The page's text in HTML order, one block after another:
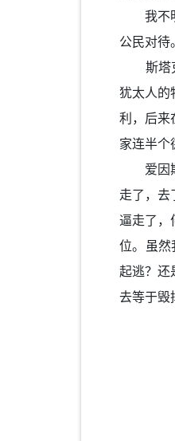
我不明
公民对待。
斯塔克
犹太人的
利，后来
家连半个
爱因斯
走了，去
逼走了，
位。虽然
起逃？还
去等于毁